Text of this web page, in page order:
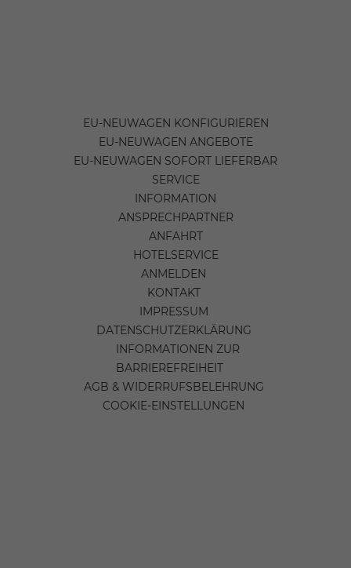
EU-NEUWAGEN KONFIGURIEREN
EU-NEUWAGEN ANGEBOTE
EU-NEUWAGEN SOFORT LIEFERBAR
SERVICE
INFORMATION
ANSPRECHPARTNER
ANFAHRT
HOTELSERVICE
ANMELDEN
KONTAKT
IMPRESSUM
DATENSCHUTZERKLÄRUNG
INFORMATIONEN ZUR
BARRIEREFREIHEIT
AGB & WIDERRUFSBELEHRUNG
COOKIE-EINSTELLUNGEN